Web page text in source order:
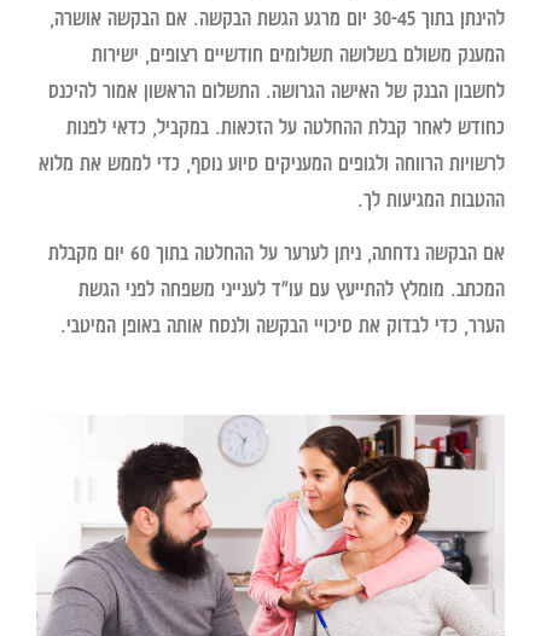
להינתן בתוך 30-45 יום מרגע הגשת הבקשה. אם הבקשה אושרה,
המענק משולם בשלושה תשלומים חודשיים רצופים, ישירות
לחשבון הבנק של האישה הגרושה. התשלום הראשון אמור להיכנס
כחודש לאחר קבלת ההחלטה על הזכאות. במקביל, כדאי לפנות
לרשויות הרווחה ולגופים המעניקים סיוע נוסף, כדי לממש את מלוא
ההטבות המגיעות לך.
אם הבקשה נדחתה, ניתן לערער על ההחלטה בתוך 60 יום מקבלת
המכתב. מומלץ להתייעץ עם עו"ד לענייני משפחה לפני הגשת
הערר, כדי לבדוק את סיכויי הבקשה ולנסח אותה באופן המיטבי.